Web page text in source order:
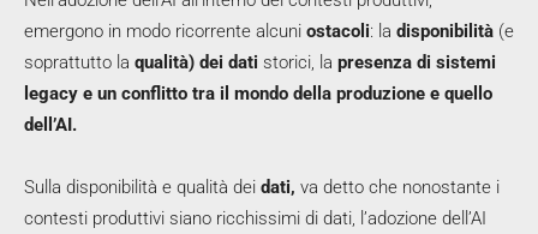
emergono in modo ricorrente alcuni ostacoli: la disponibilità (e
soprattutto la qualità) dei dati storici, la presenza di sistemi
legacy e un conflitto tra il mondo della produzione e quello
dell’AI.
Sulla disponibilità e qualità dei dati, va detto che nonostante i
contesti produttivi siano ricchissimi di dati, l’adozione dell’AI